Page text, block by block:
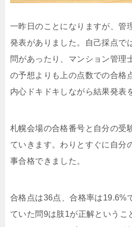
一昨日のことになりますが、管
発表がありました。自己採点で
問があったり、マンション管理
の予想よりも上の点数での合格
内心ドキドキしながら結果発表
札幌会場の合格番号と自分の受
ていきます。わりとすぐに自分
事合格できました。
合格点は36点、合格率は19.6%
ていた問9は肢1が正解というこ